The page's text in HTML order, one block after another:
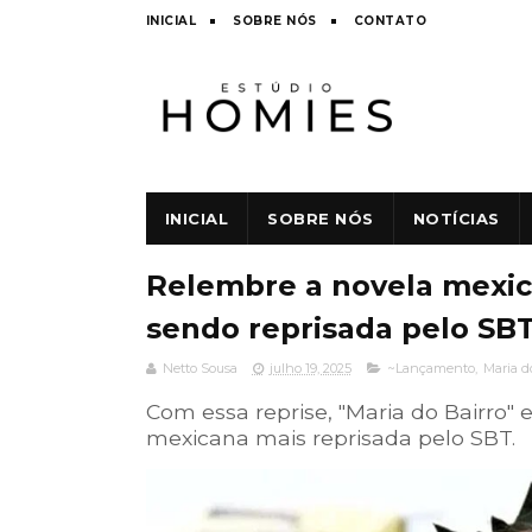
INICIAL SOBRE NÓS CONTATO
INICIAL SOBRE NÓS NOTÍCIAS
Relembre a novela
sendo reprisada pelo
Netto Sousa julho 19, 2025 ~Lançamento, Maria
Com essa reprise, "Maria do
mexicana mais reprisada pelo SBT.